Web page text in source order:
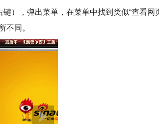
），弹出菜单，在菜单中找到类似“查看网
不同。